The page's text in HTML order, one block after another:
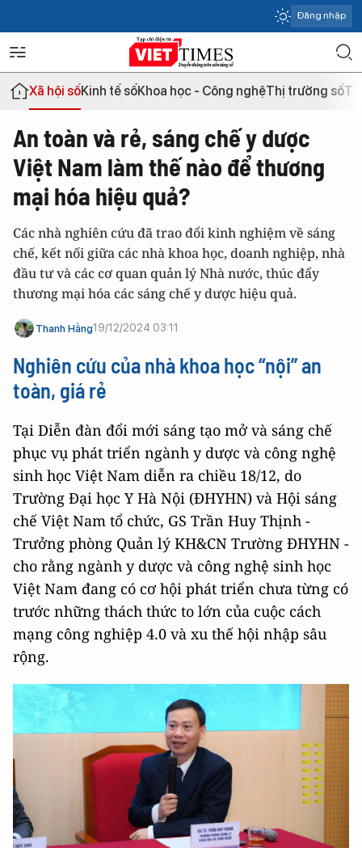
Đăng nhập
Xã hội sốKinh tế sốKhoa học - Công nghệThị trường số
An toàn và rẻ, sáng chế y dược
Việt Nam làm thế nào để thương
mại hóa hiệu quả?
Các nhà nghiên cứu đã trao đổi kinh nghiệm về sáng
chế, kết nối giữa các nhà khoa học, doanh nghiệp, nhà
đầu tư và các cơ quan quản lý Nhà nước, thúc đẩy
thương mại hóa các sáng chế y dược hiệu quả.
Thanh Hằng19/12/2024 03:11
Nghiên cứu của nhà khoa học “nội” an
toàn, giá rẻ
Tại Diễn đàn đổi mới sáng tạo mở và sáng chế
phục vụ phát triển ngành y dược và công nghệ
sinh học Việt Nam diễn ra chiều 18/12, do
Trường Đại học Y Hà Nội (ĐHYHN) và Hội sáng
chế Việt Nam tổ chức, GS Trần Huy Thịnh -
Trưởng phòng Quản lý KH&CN Trường ĐHYHN -
cho rằng ngành y dược và công nghệ sinh học
Việt Nam đang có cơ hội phát triển chưa từng có
trước những thách thức to lớn của cuộc cách
mạng công nghiệp 4.0 và xu thế hội nhập sâu
rộng.